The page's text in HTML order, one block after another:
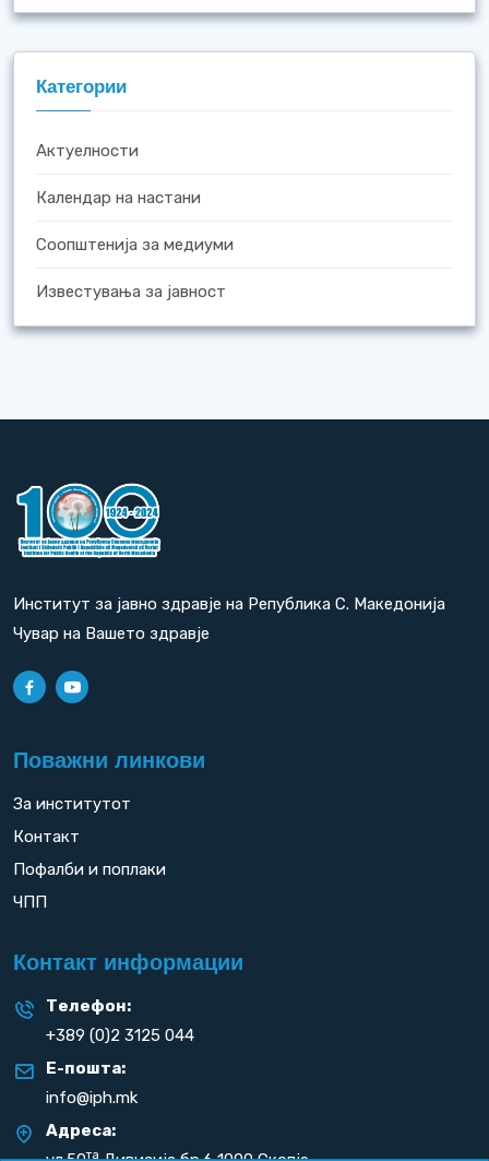
Категории
Актуелности
Календар на настани
Соопштенија за медиуми
Известувања за јавност
Институт за јавно здравје на Република С. Македонија
Чувар на Вашето здравје
Поважни линкови
За институтот
Контакт
Пофалби и поплаки
ЧПП
Контакт информации
Телефон:
+389 (0)2 3125 044
Е-пошта:
info@iph.mk
Адреса:
та